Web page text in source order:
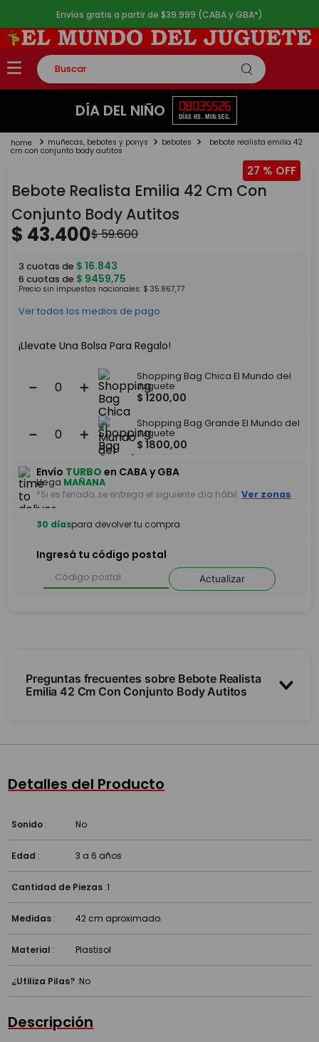
Envíos gratis a partir de $39.999 (CABA y GBA*)
Buscar
TÉRMINOS MÁS BUSCADOS
2.
lego
4.
monopatin
5. toy story
DÍA DEL NIÑO 08
DÍAS
03
HS.
55
MIN.
26
SEG.
muñecas, bebotes y ponys bebotes bebote realista emilia 42
cm con conjunto body autitos
27 %
Bebote Realista Emilia 42 Cm Con
Conjunto Body Autitos
$ 43.400$59.600
3 cuotas de $ 16.843
6 cuotas de $ 9459,75
Precio sin impuestos nacionales: $ 35.867,77
Ver todos los medios de pago
¡Llevate Una Bolsa Para Regalo!
＋
－
Shopping Bag Chica El Mundo del
Juguete
$ 1200,00
＋
－
Shopping Bag Grande El Mundo del
Juguete
$ 1800,00
Envío TURBO en CABA y GBA
Llega MAÑANA
*Si es feriado, se entrega el siguiente día hábil. Ver zonas
30 díaspara devolver tu compra
Ingresá tu código postal
Actualizar
Preguntas frecuentes sobre Bebote Realista
Emilia 42 Cm Con Conjunto Body Autitos
¿A partir de qué edad es?
Detalles del Producto
Sonido : No
Edad : 3 a 6 años
Cantidad de Piezas :1
Medidas : 42 cm aproximado.
Material : Plastisol
¿Utiliza Pilas? :No
Descripción